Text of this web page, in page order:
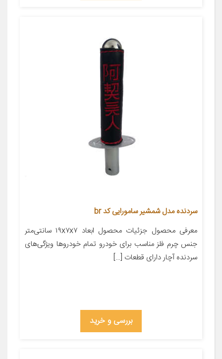
سردنده مدل شمشیر سامورایی کد br
معرفی محصول جزئیات محصول ابعاد ۱۹x۷x۷ سانتی‌متر
جنس چرم فلز مناسب برای خودرو تمام خودروها ویژگی‌های
سردنده آچار دارای قطعات […]
بررسی و خرید